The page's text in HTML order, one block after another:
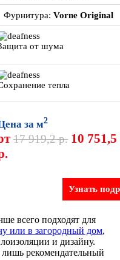
Фурнитура: Vorne Original
от шума
тепла
за м2
17 919,2 р. 10 751,5
Узнать
всего подходят для
или в загородный дом,
и дизайну.
рекомендательный